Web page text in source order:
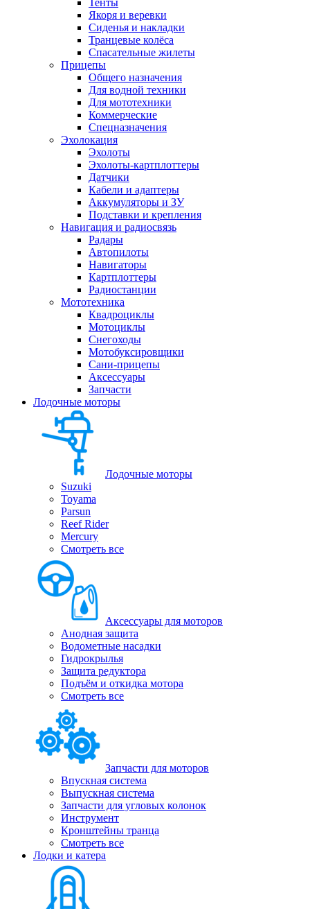
Тенты
Якоря и веревки
Сиденья и накладки
Транцевые колёса
Спасательные жилеты
Прицепы
Общего назначения
Для водной техники
Для мототехники
Коммерческие
Спецназначения
Эхолокация
Эхолоты
Эхолоты-картплоттеры
Датчики
Кабели и адаптеры
Аккумуляторы и ЗУ
Подставки и крепления
Навигация и радиосвязь
Радары
Автопилоты
Навигаторы
Картплоттеры
Радиостанции
Мототехника
Квадроциклы
Мотоциклы
Снегоходы
Мотобуксировщики
Сани-прицепы
Аксессуары
Запчасти
Лодочные моторы
Лодочные моторы
Suzuki
Toyama
Parsun
Reef Rider
Mercury
Смотреть все
Аксессуары для моторов
Анодная защита
Водометные насадки
Гидрокрылья
Защита редуктора
Подъём и откидка мотора
Смотреть все
Запчасти для моторов
Впускная система
Выпускная система
Запчасти для угловых колонок
Инструмент
Кронштейны транца
Смотреть все
Лодки и катера